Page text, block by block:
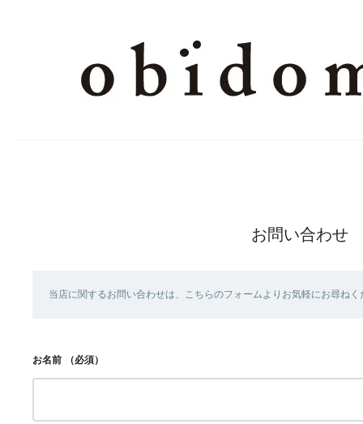
お問い合わせ
当店に関するお問い合わせは、こちらのフォームよりお気軽にお尋ねく
お名前 （必須）